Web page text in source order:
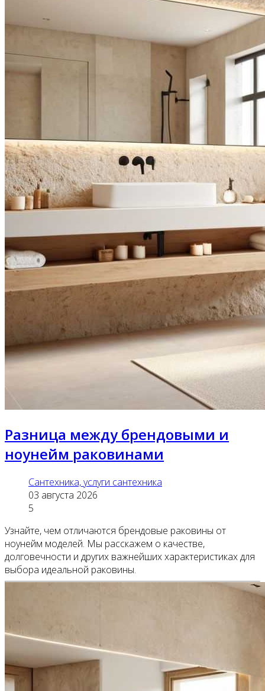
Разница между брендовыми и
ноунейм раковинами
Сантехника, услуги сантехника
03 августа 2026
5
Узнайте, чем отличаются брендовые раковины от
ноунейм моделей. Мы расскажем о качестве,
долговечности и других важнейших характеристиках для
выбора идеальной раковины.